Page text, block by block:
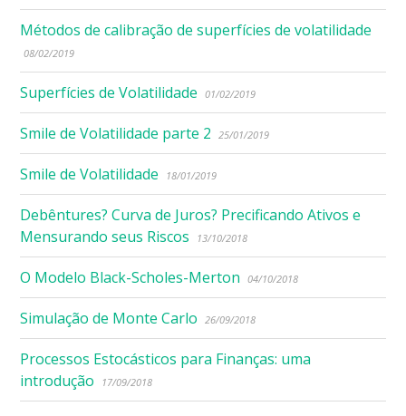
Métodos de calibração de superfícies de volatilidade
08/02/2019
Superfícies de Volatilidade 01/02/2019
Smile de Volatilidade parte 2 25/01/2019
Smile de Volatilidade 18/01/2019
Debêntures? Curva de Juros? Precificando Ativos e
Mensurando seus Riscos
13/10/2018
O Modelo Black-Scholes-Merton 04/10/2018
Simulação de Monte Carlo 26/09/2018
Processos Estocásticos para Finanças: uma
introdução
17/09/2018